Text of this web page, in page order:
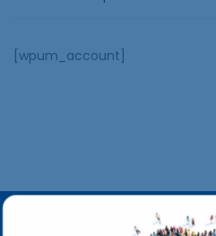
[wpum_account]